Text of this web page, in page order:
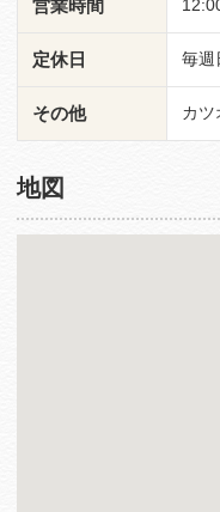
営業時間
定休日 毎週
その他 カツ
地図